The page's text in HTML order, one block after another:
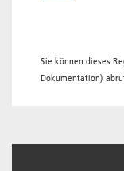
Sie können dieses
Dokumentation)